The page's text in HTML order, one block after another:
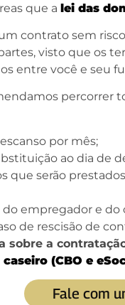
que a lei das
contrato sem
visto que os
entre você e seu
percorrer
por mês;
ao dia de
que serão
empregador e do
de rescisão de
sobre a
(CBO e
Fale com